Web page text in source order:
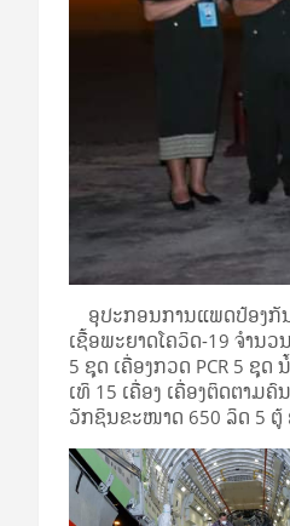
ອຸປະກອນການແພດປ້ອງກັ
ເຊື້ອພະຍາດໂຄວິດ-19 ຈໍານວ
5 ຊຸດ ເຄື່ອງກວດ PCR 5 ຊຸດ
ເທິ 15 ເຄື່ອງ ເຄື່ອງຕິດຕາມ
ວັກຊິນຂະໜາດ 650 ລິດ 5 ຕູ້